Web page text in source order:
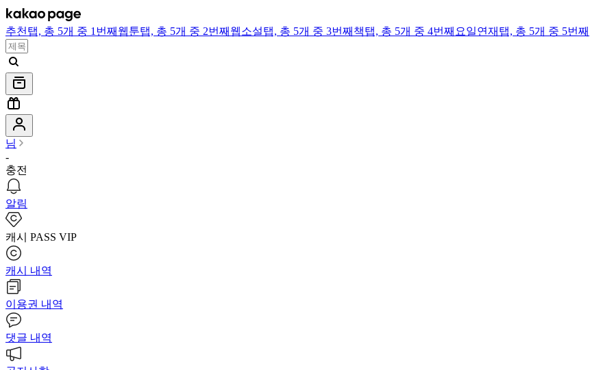
추천 탭, 총 5개 중 1번째 웹툰탭, 총 5개 중 2번째 웹소설탭, 총 5개 중 3번째 책탭, 총 5개 중 4번째 요일연재 탭, 총 5개 중 5번째
님
-
충전
알림
캐시 PASS VIP
캐시 내역
이용권 내역
댓글 내역